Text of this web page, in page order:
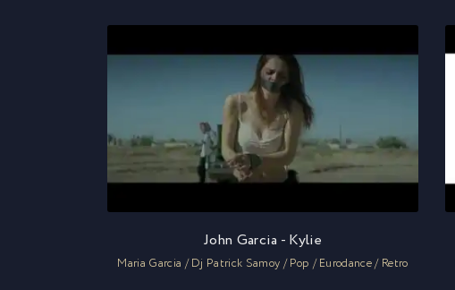
John Garcia - Kylie
Maria Garcia / Dj Patrick Samoy / Pop / Eurodance / Retro